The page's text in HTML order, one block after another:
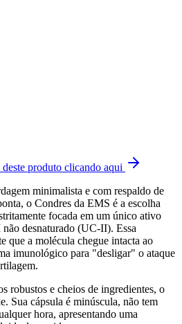
produto clicando aqui
minimalista e com respaldo de
o Condres da EMS é a escolha
focada em um único ativo
desnaturado (UC-II). Essa
que a molécula chegue intacta ao
imunológico para "desligar" o ataque
robustos e cheios de ingredientes, o
Sua cápsula é minúscula, não tem
hora, apresentando uma